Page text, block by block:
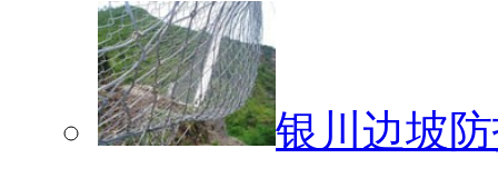
银川边坡